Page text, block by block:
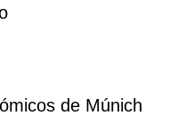
de Múnich